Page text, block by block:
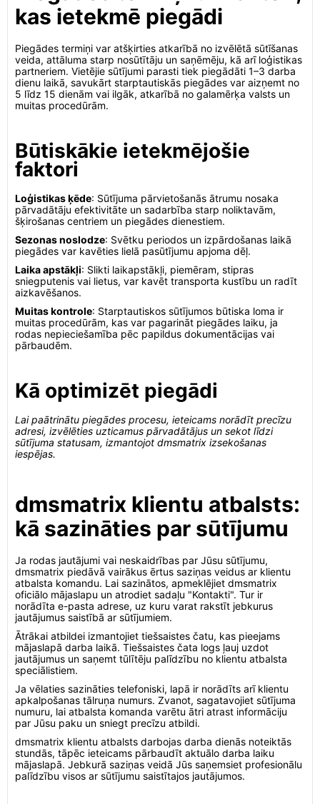
kas ietekmē piegādi
Piegādes termiņi var atšķirties atkarībā no izvēlētā sūtīšanas
veida, attāluma starp nosūtītāju un saņēmēju, kā arī loģistikas
partneriem. Vietējie sūtījumi parasti tiek piegādāti 1–3 darba
dienu laikā, savukārt starptautiskās piegādes var aizņemt no
5 līdz 15 dienām vai ilgāk, atkarībā no galamērķa valsts un
muitas procedūrām.
Būtiskākie ietekmējošie
faktori
Loģistikas ķēde: Sūtījuma pārvietošanās ātrumu nosaka
pārvadātāju efektivitāte un sadarbība starp noliktavām,
šķirošanas centriem un piegādes dienestiem.
Sezonas noslodze: Svētku periodos un izpārdošanas laikā
piegādes var kavēties lielā pasūtījumu apjoma dēļ.
Laika apstākļi: Slikti laikapstākļi, piemēram, stipras
sniegputenis vai lietus, var kavēt transporta kustību un radīt
aizkavēšanos.
Muitas kontrole: Starptautiskos sūtījumos būtiska loma ir
muitas procedūrām, kas var pagarināt piegādes laiku, ja
rodas nepieciešamība pēc papildus dokumentācijas vai
pārbaudēm.
Kā optimizēt piegādi
Lai paātrinātu piegādes procesu, ieteicams norādīt precīzu
adresi, izvēlēties uzticamus pārvadātājus un sekot līdzi
sūtījuma statusam, izmantojot dmsmatrix izsekošanas
iespējas.
dmsmatrix klientu atbalsts:
kā sazināties par sūtījumu
Ja rodas jautājumi vai neskaidrības par Jūsu sūtījumu,
dmsmatrix piedāvā vairākus ērtus saziņas veidus ar klientu
atbalsta komandu. Lai sazinātos, apmeklējiet dmsmatrix
oficiālo mājaslapu un atrodiet sadaļu "Kontakti". Tur ir
norādīta e-pasta adrese, uz kuru varat rakstīt jebkurus
jautājumus saistībā ar sūtījumiem.
Ātrākai atbildei izmantojiet tiešsaistes čatu, kas pieejams
mājaslapā darba laikā. Tiešsaistes čata logs ļauj uzdot
jautājumus un saņemt tūlītēju palīdzību no klientu atbalsta
speciālistiem.
Ja vēlaties sazināties telefoniski, lapā ir norādīts arī klientu
apkalpošanas tālruņa numurs. Zvanot, sagatavojiet sūtījuma
numuru, lai atbalsta komanda varētu ātri atrast informāciju
par Jūsu paku un sniegt precīzu atbildi.
dmsmatrix klientu atbalsts darbojas darba dienās noteiktās
stundās, tāpēc ieteicams pārbaudīt aktuālo darba laiku
mājaslapā. Jebkurā saziņas veidā Jūs saņemsiet profesionālu
palīdzību visos ar sūtījumu saistītajos jautājumos.